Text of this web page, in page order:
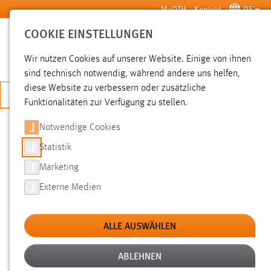
Zum Hauptinhalt springen MyOTH Kontakt DE
SUCHE
JETZT BEWERBEN
SUCHE
FILTER
Typ
Erstellungsdatum
COOKIE EINSTELLUNGEN
Wir nutzen Cookies auf unserer Website. Einige von ihnen
sind technisch notwendig, während andere uns helfen,
diese Website zu verbessern oder zusätzliche
Funktionalitäten zur Verfügung zu stellen.
Notwendige Cookies
Statistik
Marketing
Externe Medien
ALLE AUSWÄHLEN
ABLEHNEN